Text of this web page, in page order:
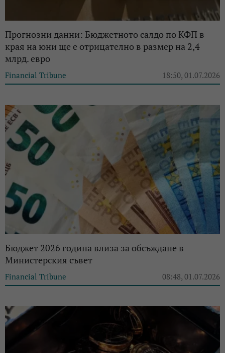
Прогнозни данни: Бюджетното салдо по КФП в
края на юни ще е отрицателно в размер на 2,4
млрд. евро
Financial Tribune 18:50, 01.07.2026
Бюджет 2026 година влиза за обсъждане в
Министерския съвет
Financial Tribune 08:48, 01.07.2026